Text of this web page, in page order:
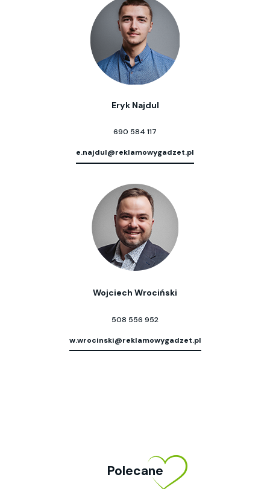
Eryk Najdul
690 584 117
e.najdul@reklamowygadzet.pl
Wojciech Wrociński
508 556 952
w.wrocinski@reklamowygadzet.pl
Polecane